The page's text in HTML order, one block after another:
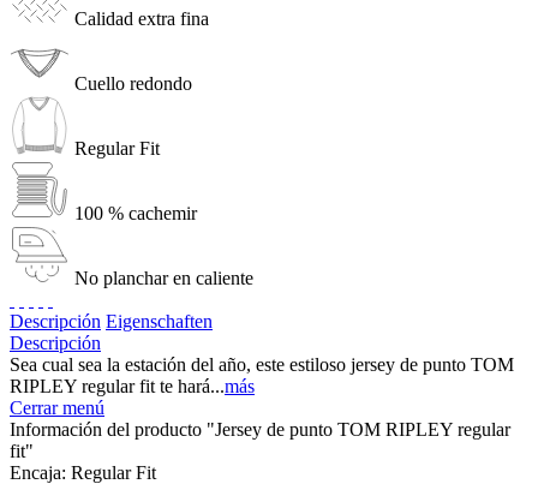
Calidad extra fina
Cuello redondo
Regular Fit
100 % cachemir
No planchar en caliente
Descripción Eigenschaften
Descripción
Sea cual sea la estación del año, este estiloso jersey de punto TOM
RIPLEY regular fit te hará...más
Cerrar menú
Información del producto "Jersey de punto TOM RIPLEY regular
fit"
Encaja: Regular Fit